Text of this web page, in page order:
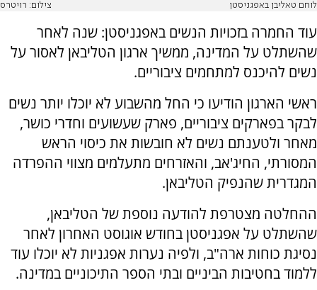
לוחם טאליבן באפגניסטן צילום: רויטרס
עוד החמרה בזכויות הנשים באפגניסטן: שנה לאחר
שהשתלט על המדינה, ממשיך ארגון הטליבאן לאסור על
נשים להיכנס למתחמים ציבוריים.
ראשי הארגון הודיעו כי החל מהשבוע לא יוכלו יותר נשים
לבקר בפארקים ציבוריים, פארק שעשועים וחדרי כושר,
מאחר ולטענתם נשים לא חובשות את כיסוי הראש
המסורתי, החיג'אב, והאזרחים מתעלמים מצווי ההפרדה
המגדרית שהנפיק הטליבאן.
ההחלטה מצטרפת להודעה נוספת של הטליבאן,
שהשתלט על אפגניסטן בחודש אוגוסט האחרון לאחר
נסיגת כוחות ארה"ב, ולפיה נערות אפגניות לא יוכלו עוד
ללמוד בחטיבות הביניים ובתי הספר התיכוניים במדינה.